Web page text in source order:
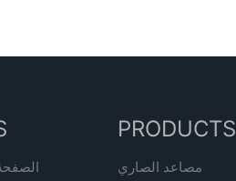
PRODUCTS
مصاعد الصاري